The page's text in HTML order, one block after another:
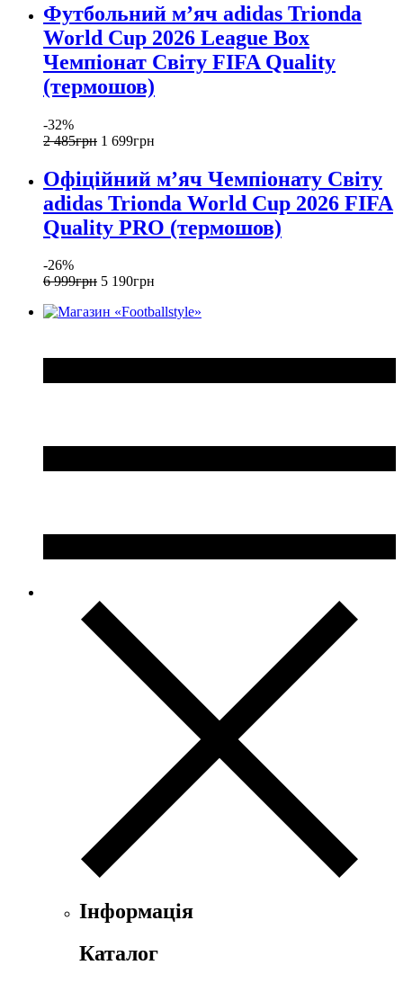
Футбольний м’яч adidas Trionda
World Cup 2026 League Box
Чемпіонат Світу FIFA Quality
(термошов)
-32%
2 485грн 1 699грн
Офіційний мʼяч Чемпіонату Світу
adidas Trionda World Cup 2026 FIFA
Quality PRO (термошов)
-26%
6 999грн 5 190грн
Інформація
Каталог